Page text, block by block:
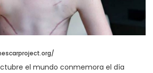
el mundo conmemora el día